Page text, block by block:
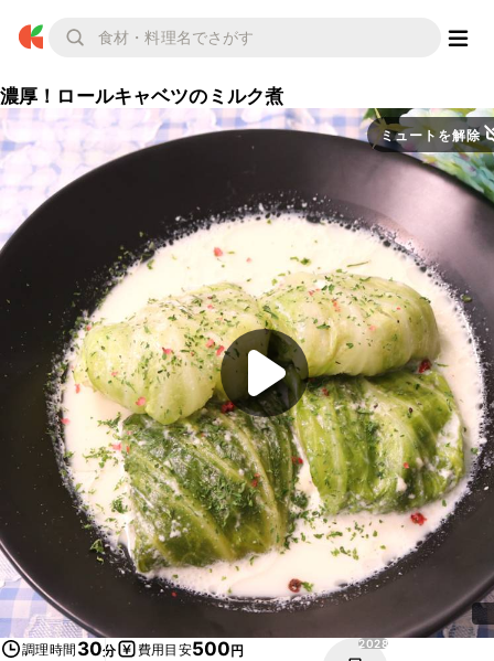
濃厚！ロールキャベツのミルク煮
ミュートを解除
調理時間 30分 費用目安500円 2028